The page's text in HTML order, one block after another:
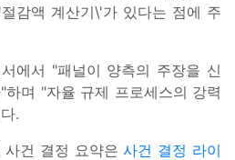
감액 계산기\'가 있다는 점에 주
에서 "패널이 양측의 주장을 신
며 "자율 규제 프로세스의 강력
.
사건 결정 요약은사건 결정 라이